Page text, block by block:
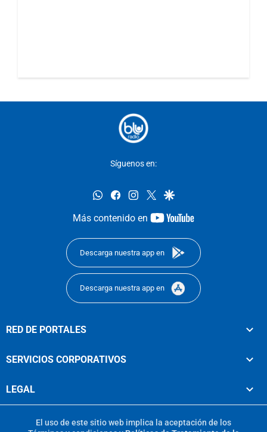
Síguenos en:
whatsappfacebookinstagram
twittergoogle
Más contenido en
youtube-
Descarga nuestra app en
Descarga nuestra app en
RED DE PORTALES
SERVICIOS CORPORATIVOS
LEGAL
El uso de este sitio web implica la aceptación de los